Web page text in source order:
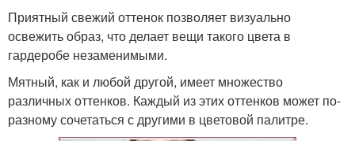
Приятный свежий оттенок позволяет визуально
освежить образ, что делает вещи такого цвета в
гардеробе незаменимыми.
Мятный, как и любой другой, имеет множество
различных оттенков. Каждый из этих оттенков может по-
разному сочетаться с другими в цветовой палитре.